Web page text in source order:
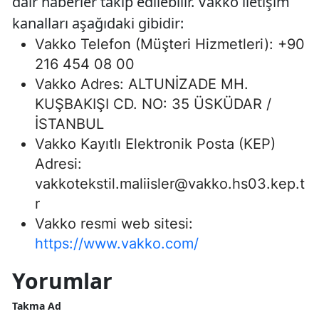
kanalları aşağıdaki gibidir:
Vakko Telefon (Müşteri Hizmetleri): +90
216 454 08 00
Vakko Adres: ALTUNİZADE MH.
KUŞBAKIŞI CD. NO: 35 ÜSKÜDAR /
İSTANBUL
Vakko Kayıtlı Elektronik Posta (KEP)
Adresi:
vakkotekstil.maliisler@vakko.hs03.kep.t
r
Vakko resmi web sitesi:
https://www.vakko.com/
Yorumlar
Takma Ad